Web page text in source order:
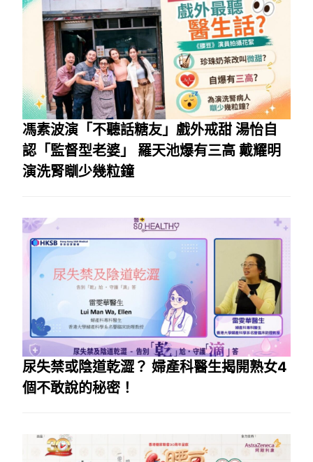
馮素波演「不聽話糖友」戲外戒甜 湯怡自
認「監督型老婆」 羅天池爆有三高 戴耀明
演洗腎瞓少幾粒鐘
尿失禁或陰道乾澀？ 婦產科醫生揭開熟女4
個不敢說的秘密！